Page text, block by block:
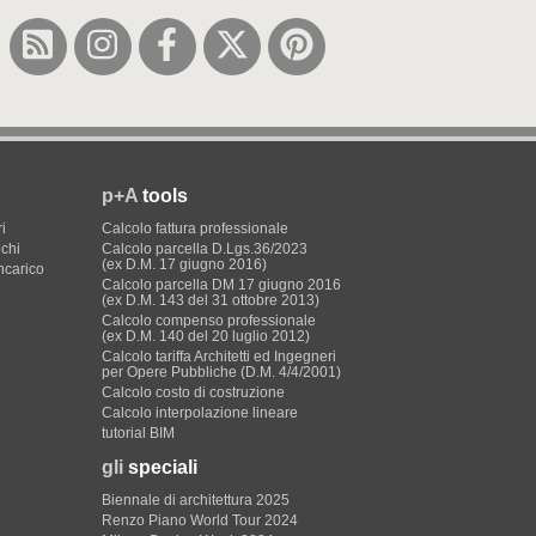
p+A tools
Calcolo fattura professionale
Calcolo parcella D.Lgs.36/2023
(ex D.M. 17 giugno 2016)
Calcolo parcella DM 17 giugno 2016
(ex D.M. 143 del 31 ottobre 2013)
Calcolo compenso professionale
(ex D.M. 140 del 20 luglio 2012)
Calcolo tariffa Architetti ed Ingegneri
per Opere Pubbliche (D.M. 4/4/2001)
Calcolo costo di costruzione
Calcolo interpolazione lineare
tutorial BIM
gli speciali
Biennale di architettura 2025
Renzo Piano World Tour 2024